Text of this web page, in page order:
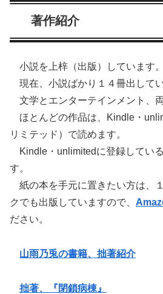
著作紹介
小説を上梓（出版）しています。
現在、小説ばかり１４冊出してい
文学とエンターテインメント、両
ほとんどの作品は、Kindle・
リミテッド）で読めます。
Kindle・unlimitedに登録してい
す。
紙の本を手元に置きたい方は、
クでも出版していますので、
ださい。
山雨乃兎の書籍、拙著紹介
拙著、『閉鎖病棟』